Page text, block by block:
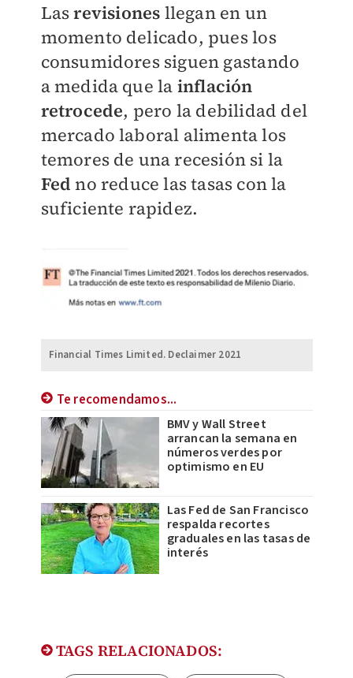
Lasrevisiones llegan en un
momento delicado, pues los
consumidores siguen gastando
a medida que la inflación
retrocede, pero la debilidad del
mercado laboral alimenta los
temores de una recesión si la
Fed no reduce las tasas con la
suficiente rapidez.
Financial Times Limited. Declaimer 2021
Te recomendamos...
BMV y Wall Street
arrancan la semana en
números verdes por
optimismo en EU
Las Fed de San Francisco
respalda recortes
graduales en las tasas de
interés
TAGS RELACIONADOS: